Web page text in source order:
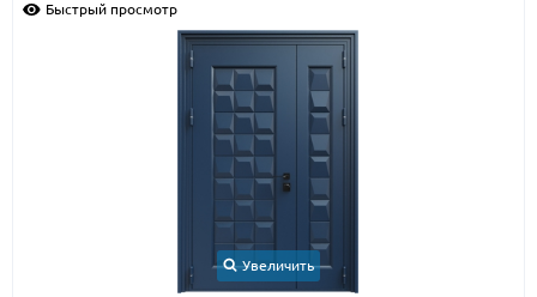
Быстрый просмотр
Увеличить